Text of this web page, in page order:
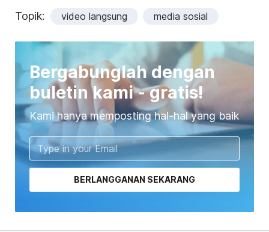
Topik: video langsung media sosial
Bergabunglah dengan
buletin kami - gratis!
Kami hanya memposting hal-hal yang baik
BERLANGGANAN SEKARANG